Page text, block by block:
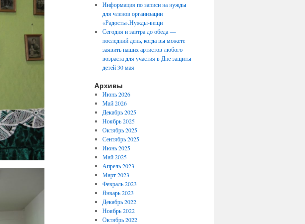
Информация по записи на нужды
для членов организации
«Радость».Нужды-вещи
Сегодня и завтра до обеда —
последний день, когда вы можете
заявить наших артистов любого
возраста для участия в Дне защиты
детей 30 мая
Архивы
Июнь 2026
Май 2026
Декабрь 2025
Ноябрь 2025
Октябрь 2025
Сентябрь 2025
Июнь 2025
Май 2025
Апрель 2023
Март 2023
Февраль 2023
Январь 2023
Декабрь 2022
Ноябрь 2022
Октябрь 2022